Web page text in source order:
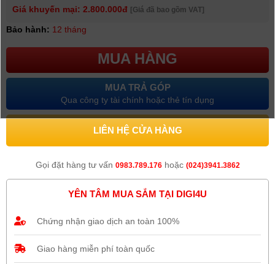
Giá khuyến mại: 2.800.000đ [Giá đã bao gồm VAT]
Bảo hành: 12 tháng
MUA HÀNG
MUA TRẢ GÓP
Qua công ty tài chính hoặc thẻ tín dụng
LIÊN HỆ CỬA HÀNG
Gọi đặt hàng tư vấn 0983.789.176hoặc (024)3941.3862
YÊN TÂM MUA SẮM TẠI DIGI4U
Chứng nhận giao dịch an toàn 100%
Giao hàng miễn phí toàn quốc